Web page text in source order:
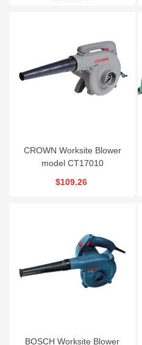
CROWN Worksite Blower
model CT17010
$109.26
BOSCH Worksite Blower